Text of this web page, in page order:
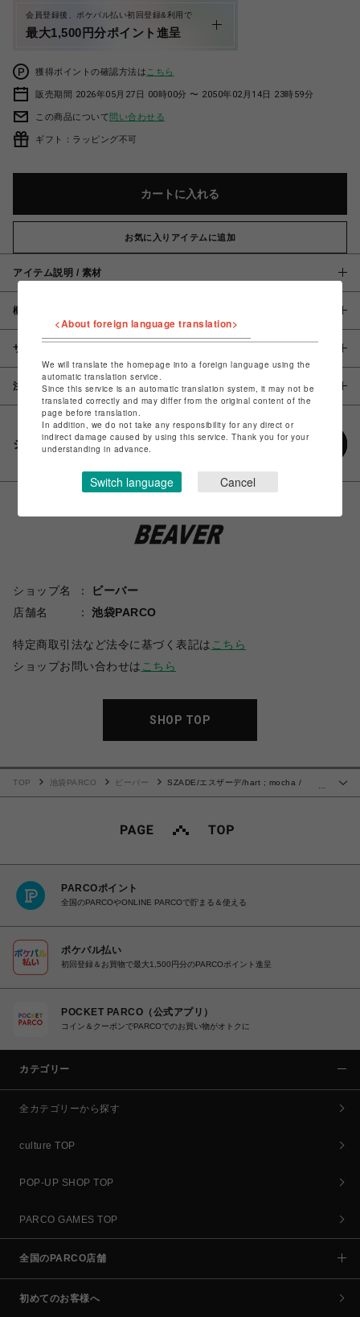
会員登録後、ポケパル払い初回登録&利用で
最大1,500円分ポイント進呈
獲得ポイントの確認方法は こちら
販売期間 2026年05月27日 00時00分 〜 2050年02月14日 23時59分
この商品について問い合わせる
ギフト：ラッピング不可
カートに入れる
お気に入りアイテムに追加
アイテム説明 / 素材
概要
サイズ
注意事項
シェアする
ショップ名
ビーバー
店舗名
池袋PARCO
特定商取引法など法令に基づく表記は こちら
ショップお問い合わせは こちら
SHOP TOP
TOP 池袋PARCO ビーバー
SZADE/エスザーデ/hart ; mocha /
PARCOポイント
全国のPARCOやONLINE PARCOで貯まる＆使える
ポケパル払い
初回登録＆お買物で最大1,500円分のPARCOポイント進呈
POCKET PARCO（公式アプリ）
コイン＆クーポンでPARCOでのお買い物がオトクに
カテゴリー
全カテゴリーから探す
culture TOP
POP-UP SHOP TOP
PARCO GAMES TOP
全国のPARCO店舗
初めてのお客様へ
<About foreign language translation>
We will translate the homepage into a foreign language using the
automatic translation service.
Since this service is an automatic translation system, it may not be
translated correctly and may differ from the original content of the
page before translation.
In addition, we do not take any responsibility for any direct or
indirect damage caused by using this service. Thank you for your
understanding in advance.
Switch language Cancel